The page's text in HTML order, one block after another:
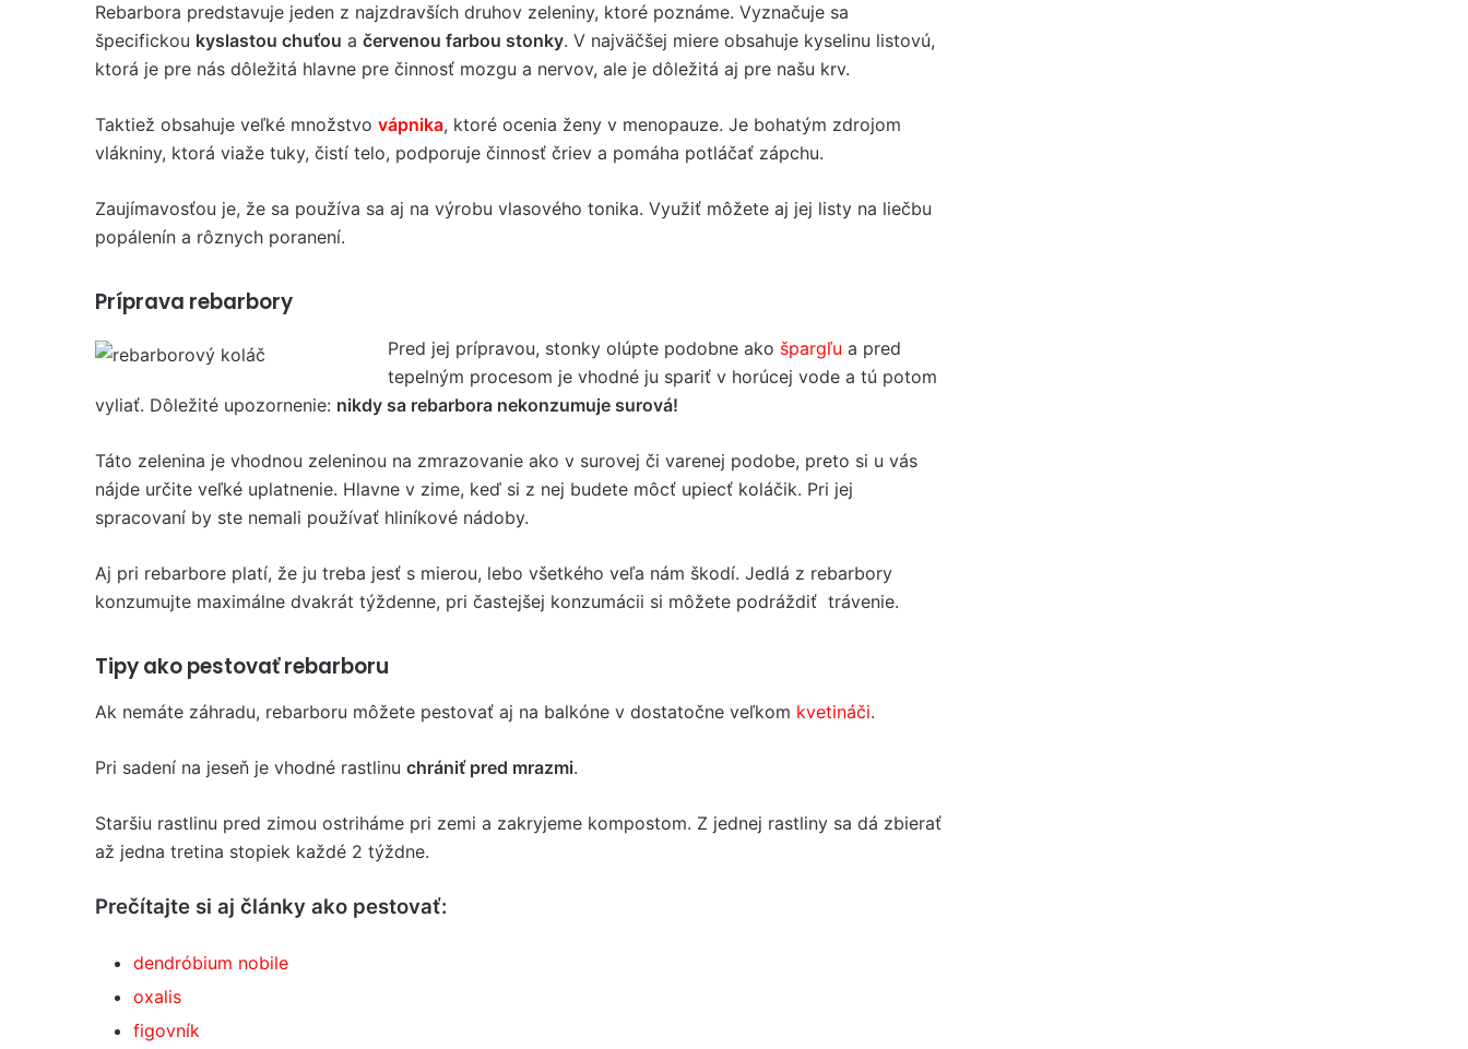
Rebarbora predstavuje jeden z najzdravších druhov zeleniny, ktoré poznáme. Vyznačuje sa
špecifickou kyslastou chuťou a červenou farbou stonky. V najväčšej miere obsahuje kyselinu listovú,
ktorá je pre nás dôležitá hlavne pre činnosť mozgu a nervov, ale je dôležitá aj pre našu krv.
Taktiež obsahuje veľké množstvo vápnika, ktoré ocenia ženy v menopauze. Je bohatým zdrojom
vlákniny, ktorá viaže tuky, čistí telo, podporuje činnosť čriev a pomáha potláčať zápchu.
Zaujímavosťou je, že sa používa sa aj na výrobu vlasového tonika. Využiť môžete aj jej listy na liečbu
popálenín a rôznych poranení.
Príprava rebarbory
Pred jej prípravou, stonky olúpte podobne ako špargľu a pred
tepelným procesom je vhodné ju spariť v horúcej vode a tú potom
vyliať. Dôležité upozornenie: nikdy sa rebarbora nekonzumuje surová!
Táto zelenina je vhodnou zeleninou na zmrazovanie ako v surovej či varenej podobe, preto si u vás
nájde určite veľké uplatnenie. Hlavne v zime, keď si z nej budete môcť upiecť koláčik. Pri jej
spracovaní by ste nemali používať hliníkové nádoby.
Aj pri rebarbore platí, že ju treba jesť s mierou, lebo všetkého veľa nám škodí. Jedlá z rebarbory
konzumujte maximálne dvakrát týždenne, pri častejšej konzumácii si môžete podráždiť trávenie.
Tipy ako pestovať rebarboru
Ak nemáte záhradu, rebarboru môžete pestovať aj na balkóne v dostatočne veľkom kvetináči.
Pri sadení na jeseň je vhodné rastlinu chrániť pred mrazmi.
Staršiu rastlinu pred zimou ostriháme pri zemi a zakryjeme kompostom. Z jednej rastliny sa dá zbierať
až jedna tretina stopiek každé 2 týždne.
Prečítajte si aj články ako pestovať:
dendróbium nobile
oxalis
figovník